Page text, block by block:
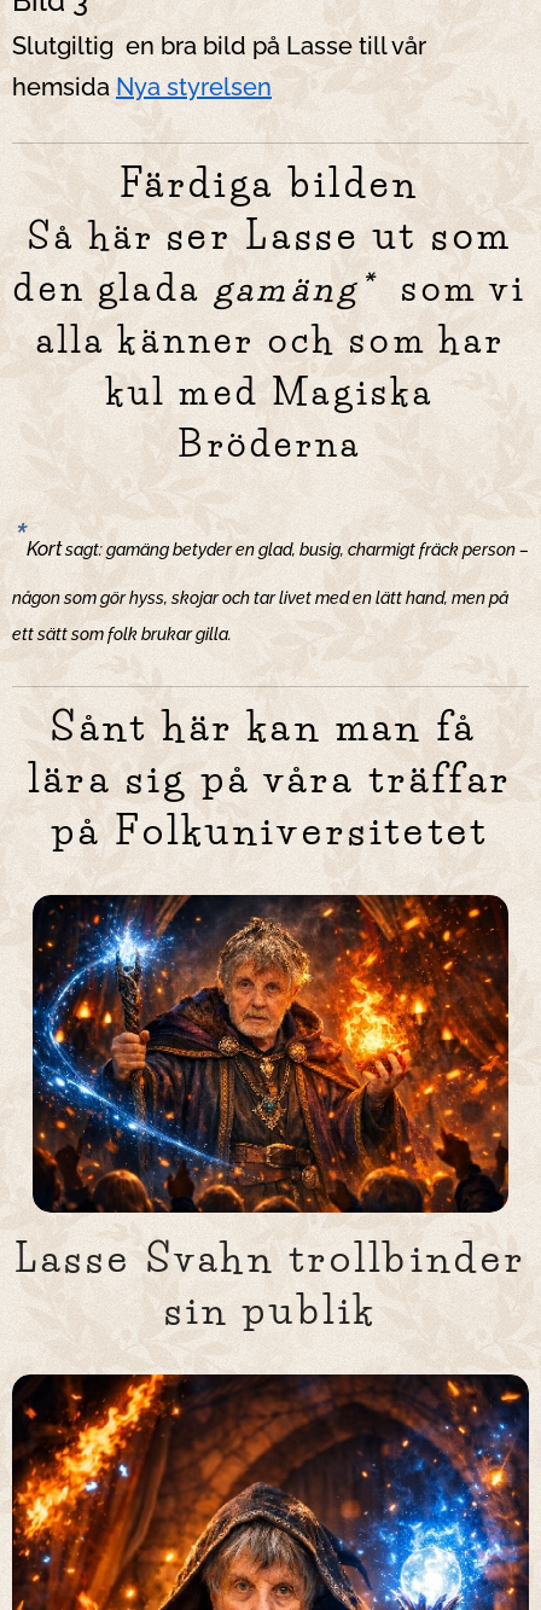
Slutgiltig en bra bild på Lasse till vår
hemsidaNya styrelsen
Färdiga bilden
Så härser Lasse ut som
dengladagamäng*
som vi
alla känner och somhar
kul med Magiska
Bröderna
*Kortsagt: gamäng betyder en glad, busig, charmigt fräck person –
någon som gör hyss, skojar och tar livet med en lätt hand, men på
ett sätt som folk brukar gilla.
Sånt här kan man få
lära sig på våra träffar
på Folkuniversitetet
Lasse Svahn trollbinder
sin publik